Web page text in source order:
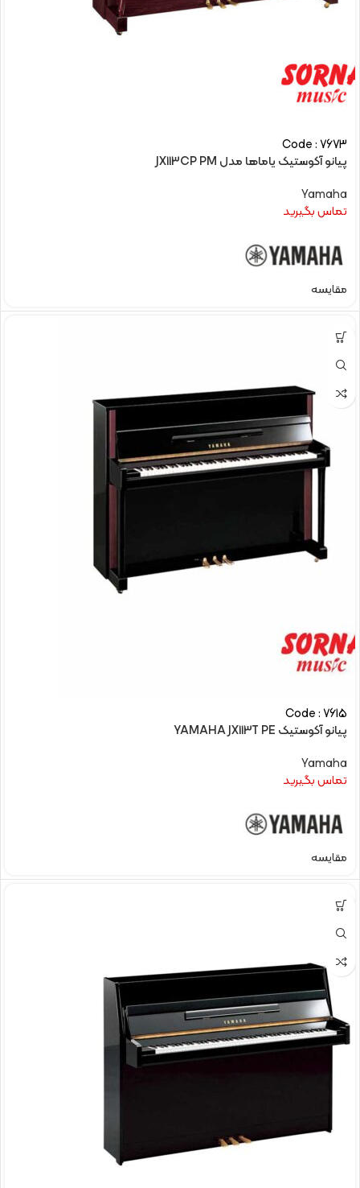
Code : 7673
پیانو آکوستیک یاماها مدل JX113CP PM
Yamaha
تماس بگیرید
مقایسه
Code : 7615
پیانو آکوستیک YAMAHA JX113T PE
Yamaha
تماس بگیرید
مقایسه